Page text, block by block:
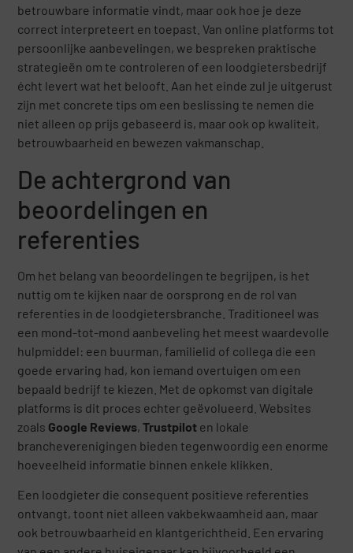
betrouwbare informatie vindt, maar ook hoe je deze
correct interpreteert en toepast. Van online platforms tot
persoonlijke aanbevelingen, we bespreken praktische
strategieën om te controleren of een loodgietersbedrijf
écht levert wat het belooft. Aan het einde zul je uitgerust
zijn met concrete tips om een beslissing te nemen die
niet alleen op prijs gebaseerd is, maar ook op kwaliteit,
betrouwbaarheid en bewezen vakmanschap.
De achtergrond van
beoordelingen en
referenties
Om het belang van beoordelingen te begrijpen, is het
nuttig om te kijken naar de oorsprong en de rol van
referenties in de loodgietersbranche. Traditioneel was
een mond-tot-mond aanbeveling het meest waardevolle
hulpmiddel: een buurman, familielid of collega die een
goede ervaring had, kon iemand overtuigen om een
bepaald bedrijf te kiezen. Met de opkomst van digitale
platforms is dit proces echter geëvolueerd. Websites
zoals Google Reviews,Trustpilot en lokale
brancheverenigingen bieden tegenwoordig een enorme
hoeveelheid informatie binnen enkele klikken.
Een loodgieter die consequent positieve referenties
ontvangt, toont niet alleen vakbekwaamheid aan, maar
ook betrouwbaarheid en klantgerichtheid. Een ervaring